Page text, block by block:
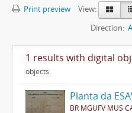
Print preview
View:
Direction:
1 results with digital
objects
Planta da
BR MGUFV MUS